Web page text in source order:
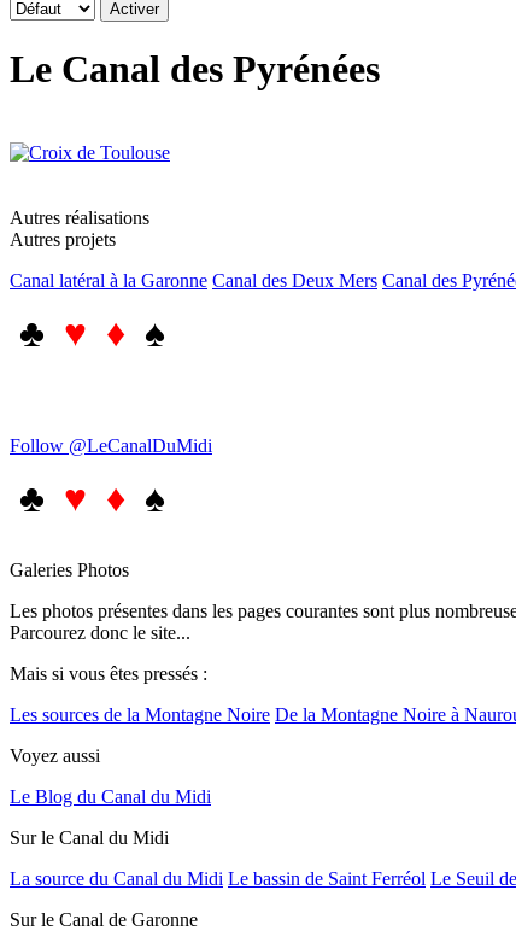
Le Canal des Pyrénées
Autres réalisations
Autres projets
Canal latéral à la Garonne Canal des Deux Mers Canal des
♣ ♥ ♦ ♠
Follow @LeCanalDuMidi
♣ ♥ ♦ ♠
Galeries Photos
Les photos présentes dans les pages courantes sont plus
Parcourez donc le site...
Mais si vous êtes pressés :
Les sources de la Montagne Noire De la Montagne Noire à
Voyez aussi
Le Blog du Canal du Midi
Sur le Canal du Midi
La source du Canal du Midi Le bassin de Saint Ferréol Le Seuil
Sur le Canal de Garonne